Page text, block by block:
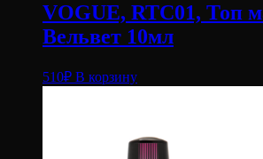
VOGUE, RTC01, Топ
Вельвет 10мл
510₽ В корзину